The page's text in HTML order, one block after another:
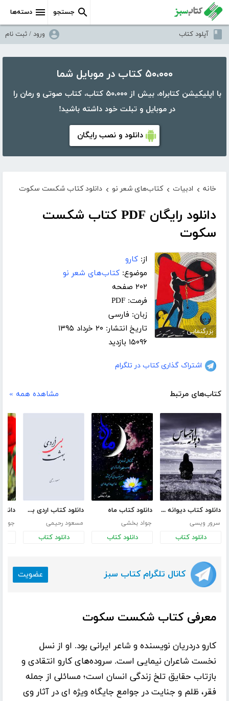
دسته‌ها جستجو
آپلود کتاب ورود / ثبت نام
۵۰،۰۰۰ کتاب در موبایل شما
با اپلیکیشن کتابراه، بیش از ۵۰،۰۰۰ کتاب، کتاب صوتی و رمان را
در موبایل و تبلت خود داشته باشید!
دانلود و نصب رایگان
خانه › ادبیات › کتاب‌های شعر نو › دانلود کتاب شکست سکوت
دانلود رایگان PDF کتاب شکست
سکوت
بزرگنمایی
از: کارو
موضوع: کتاب‌های شعر نو
۲۰۲ صفحه
فرمت: PDF
زبان: فارسی
تاریخ انتشار: ۲۰ خرداد ۱۳۹۵
۱۵۰۹۶ بازدید
اشتراک گذاری کتاب در تلگرام
کتاب‌های مرتبط مشاهده همه »
دانلود کتاب دیوانه احساس
سرور ویسی
دانلود کتاب
دانلود کتاب ماه
جواد بخشی
دانلود کتاب
دانلود کتاب اردی بی بهشت
مسعود رحیمی
دانلود کتاب
کانال تلگرام کتاب سبز عضویت
معرفی کتاب شکست سکوت
کارو دردریان نویسنده و شاعر ایرانی بود. او از نسل
نخست شاعران نیمایی است. سروده‌های کارو انتقادی و
بازتاب حقایق تلخ زندگی انسان است؛ مسائلی از جمله
فقر، ظلم و جنایت در جوامع جایگاه ویژه ای در آثار وی